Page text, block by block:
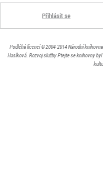
Přihlásit se
Podléhá licenci© 2004-2014Národní
Hasíková. Rozvoj služby Ptejte se knihovny